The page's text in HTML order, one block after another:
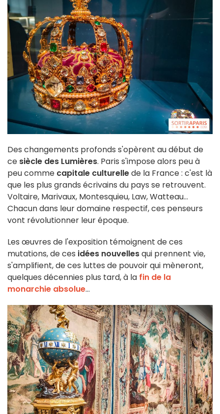
Des changements profonds s'opèrent au début de
ce siècle des Lumières. Paris s'impose alors peu à
peu comme capitale culturellede la France : c'est là
que les plus grands écrivains du pays se retrouvent.
Voltaire, Marivaux, Montesquieu, Law, Watteau...
Chacun dans leur domaine respectif, ces penseurs
vont révolutionner leur époque.
Les œuvres de l'exposition témoignent de ces
mutations, de ces idées nouvellesqui prennent vie,
s'amplifient, de ces luttes de pouvoir qui mèneront,
quelques décennies plus tard, à la fin de la
monarchie absolue...